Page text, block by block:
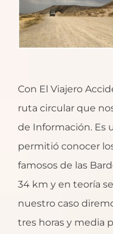
Con El Viajero
ruta circular que
de Información. Es
permitió conocer
famosos de las
34 km y en teoría
nuestro caso
tres horas y media